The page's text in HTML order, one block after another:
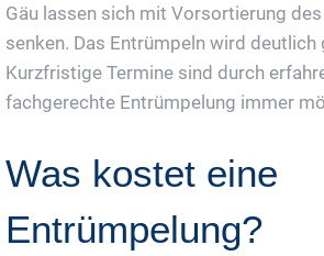
Gäu lassen sich mit Vorsortierung
senken. Das Entrümpeln wird deutlich
Kurzfristige Termine sind durch
fachgerechte Entrümpelung immer
Was kostet eine
Entrümpelung?